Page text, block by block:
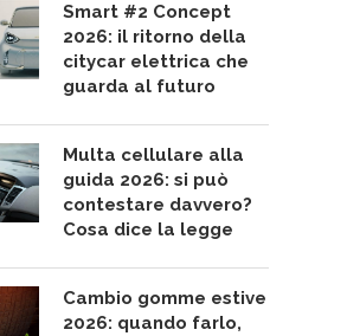
Smart #2 Concept
2026: il ritorno della
citycar elettrica che
guarda al futuro
Multa cellulare alla
guida 2026: si può
contestare davvero?
Cosa dice la legge
Cambio gomme estive
2026: quando farlo,